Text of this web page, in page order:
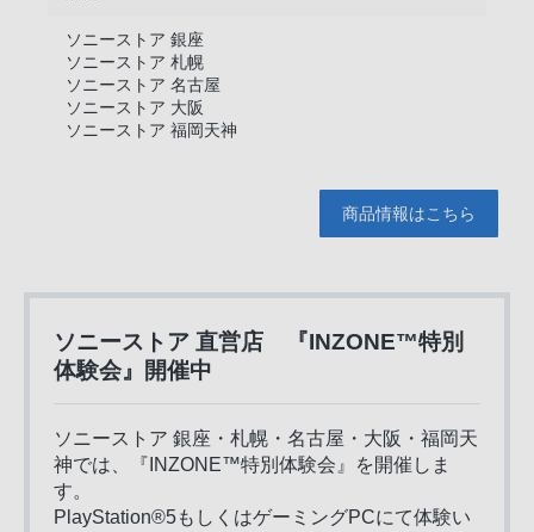
ソニーストア 銀座
ソニーストア 札幌
ソニーストア 名古屋
ソニーストア 大阪
ソニーストア 福岡天神
商品情報はこちら
ソニーストア 直営店 『INZONE™特別
体験会』開催中
ソニーストア 銀座・札幌・名古屋・大阪・福岡天
神では、『INZONE™特別体験会』を開催しま
す。
PlayStation®5もしくはゲーミングPCにて体験い